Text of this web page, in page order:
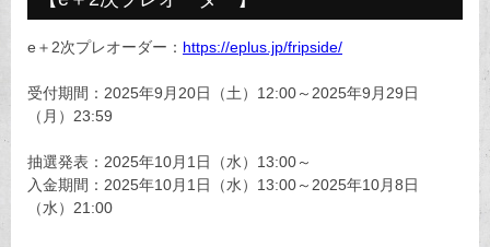
e＋2次プレオーダー： https://eplus.jp/fripside/
受付期間：2025年9月20日（土）12:00～2025年9月29日
（月）23:59
抽選発表：2025年10月1日（水）13:00～
入金期間：2025年10月1日（水）13:00～2025年10月8日
（水）21:00